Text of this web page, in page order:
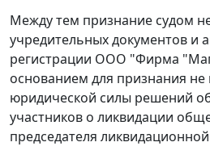
Между тем признание судом
учредительных документов и
регистрации ООО "Фирма
основанием для признания
юридической силы решений
участников о ликвидации
председателя